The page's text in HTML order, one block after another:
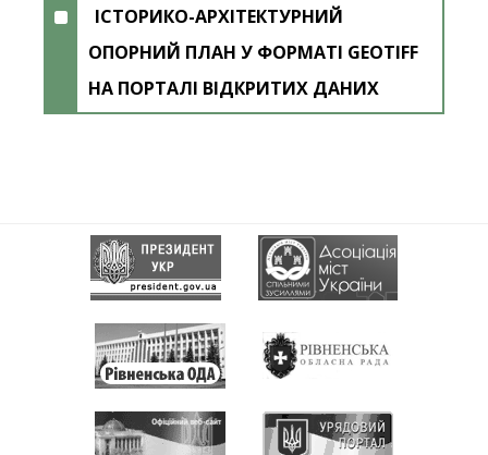
ІСТОРИКО-АРХІТЕКТУРНИЙ
ОПОРНИЙ ПЛАН У ФОРМАТІ GEOTIFF
НА ПОРТАЛІ ВІДКРИТИХ ДАНИХ